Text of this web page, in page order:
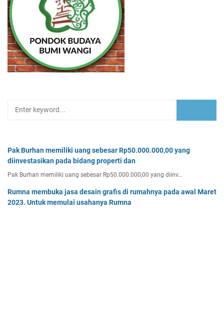
Pak Burhan memiliki uang sebesar Rp50.000.000,00 yang
diinvestasikan pada bidang properti dan
Pak Burhan memiliki uang sebesar Rp50.000.000,00 yang diinv…
Rumna membuka jasa desain grafis di rumahnya pada awal Maret
2023. Untuk memulai usahanya Rumna